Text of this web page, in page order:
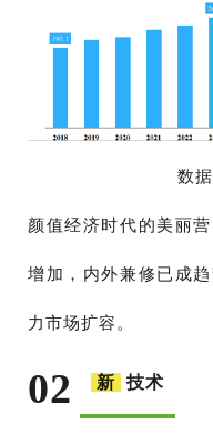
数
颜值经济时代的美丽
增加，内外兼修已成
力市场扩容。
02 新 技术